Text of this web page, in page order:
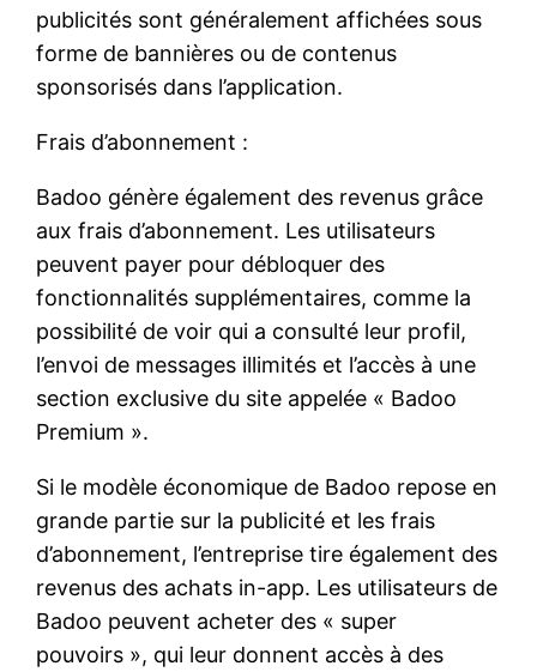
publicités sont généralement affichées sous
forme de bannières ou de contenus
sponsorisés dans l’application.
Frais d’abonnement :
Badoo génère également des revenus grâce
aux frais d’abonnement. Les utilisateurs
peuvent payer pour débloquer des
fonctionnalités supplémentaires, comme la
possibilité de voir qui a consulté leur profil,
l’envoi de messages illimités et l’accès à une
section exclusive du site appelée « Badoo
Premium ».
Si le modèle économique de Badoo repose en
grande partie sur la publicité et les frais
d’abonnement, l’entreprise tire également des
revenus des achats in-app. Les utilisateurs de
Badoo peuvent acheter des « super
pouvoirs », qui leur donnent accès à des